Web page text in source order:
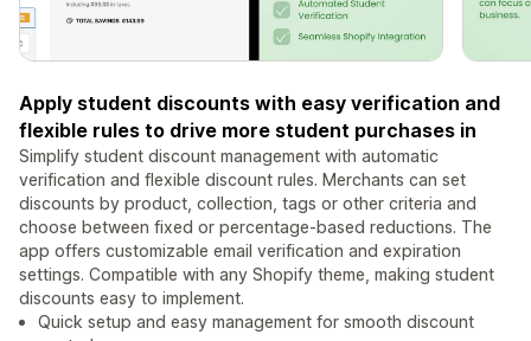
Apply student discounts with easy verification and
flexible rules to drive more student purchases in
Simplify student discount management with automatic
verification and flexible discount rules. Merchants can set
discounts by product, collection, tags or other criteria and
choose between fixed or percentage-based reductions. The
app offers customizable email verification and expiration
settings. Compatible with any Shopify theme, making student
discounts easy to implement.
Quick setup and easy management for smooth discount